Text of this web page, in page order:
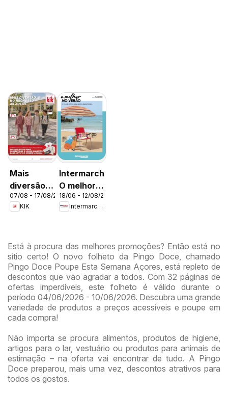
Mais
diversão
no
regresso
07/08 - 17/08/2026
KIK
Intermarché
O melhor
no verão
18/06 - 12/08/2026
Intermarché
Está à procura das melhores promoções? Então está no
sítio certo! O novo folheto da Pingo Doce, chamado
Pingo Doce Poupe Esta Semana Açores, está repleto de
descontos que vão agradar a todos. Com 32 páginas de
ofertas imperdíveis, este folheto é válido durante o
período 04/06/2026 - 10/06/2026. Descubra uma grande
variedade de produtos a preços acessíveis e poupe em
cada compra!
Não importa se procura alimentos, produtos de higiene,
artigos para o lar, vestuário ou produtos para animais de
estimação – na oferta vai encontrar de tudo. A Pingo
Doce preparou, mais uma vez, descontos atrativos para
todos os gostos.